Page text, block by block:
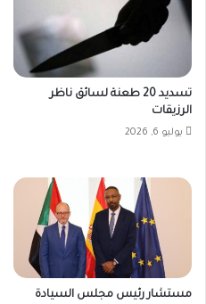
تسديد 20 طعنة لسائق ناظر
الرزيقات
يوليو 6, 2026
مستشار رئيس مجلس السيادة